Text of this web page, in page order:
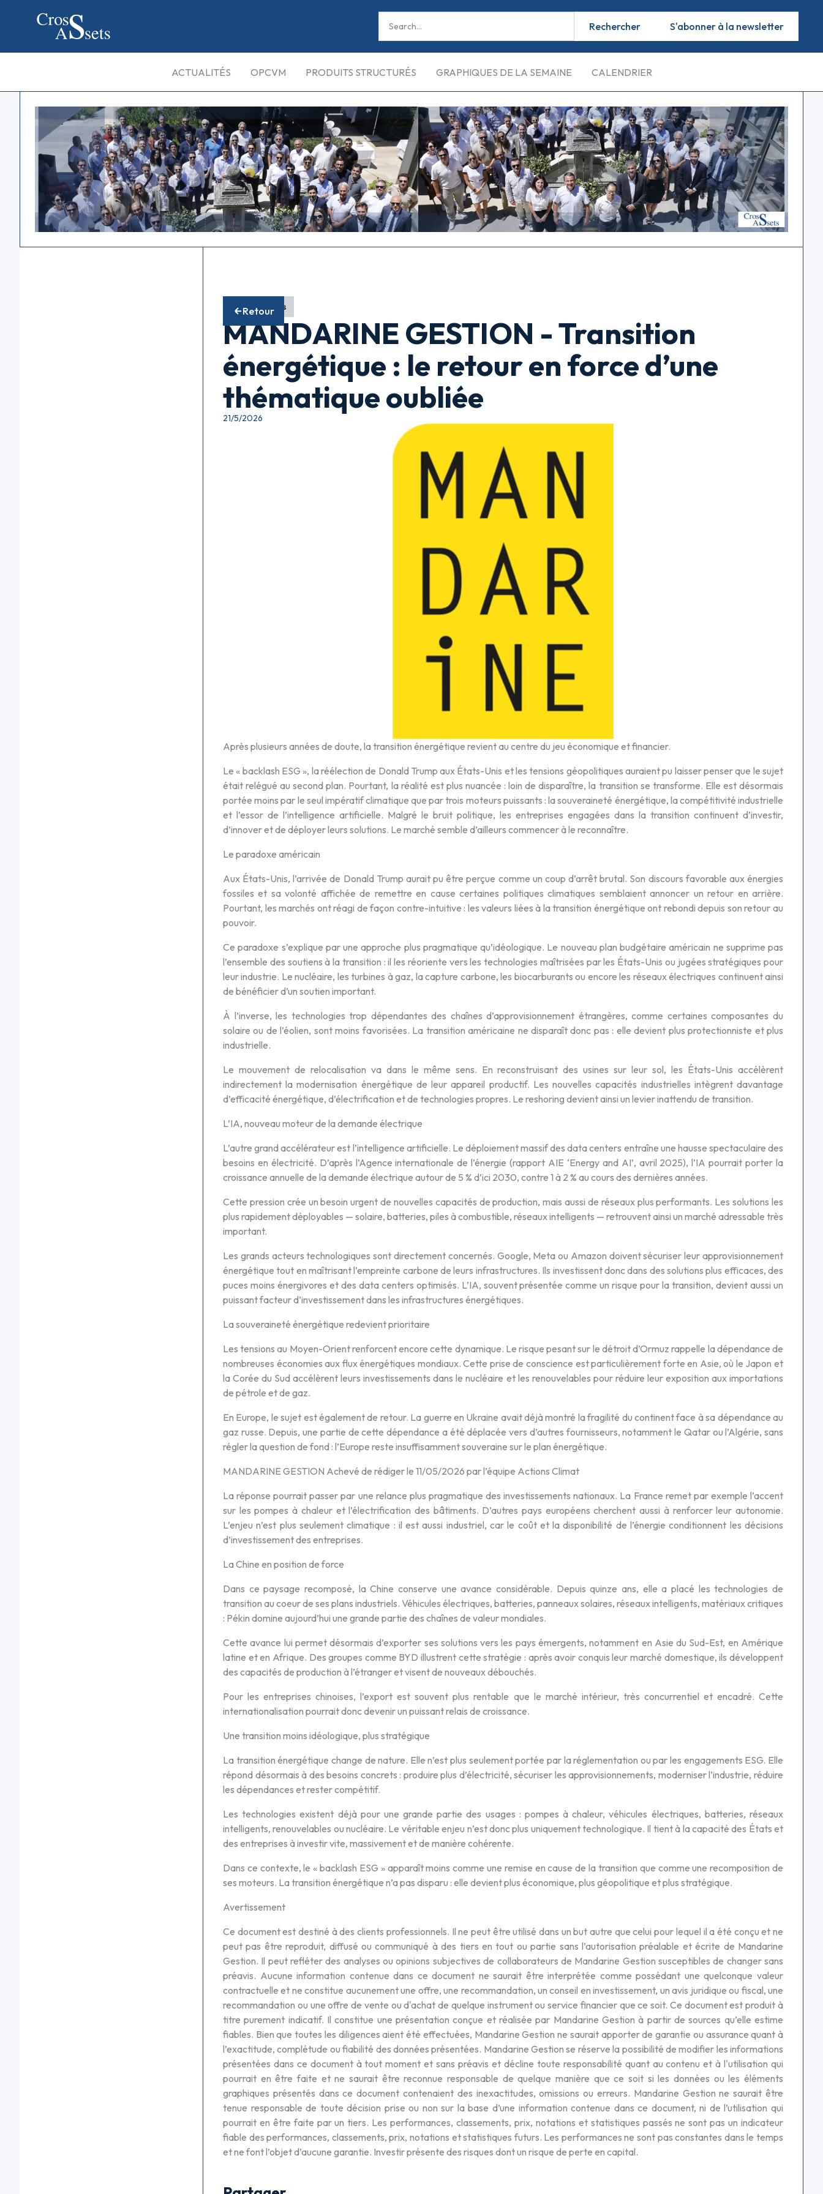
S'abonner à la newsletter
ACTUALITÉS OPCVM PRODUITS STRUCTURÉS GRAPHIQUES DE LA SEMAINE CALENDRIER
Retour
Fonds actions
MANDARINE GESTION - Transition
énergétique : le retour en force d’une
thématique oubliée
21/5/2026
Après plusieurs années de doute, la transition énergétique revient au centre du jeu économique et financier.
Le « backlash ESG », la réélection de Donald Trump aux États-Unis et les tensions géopolitiques auraient pu laisser penser que le sujet
était relégué au second plan. Pourtant, la réalité est plus nuancée : loin de disparaître, la transition se transforme. Elle est désormais
portée moins par le seul impératif climatique que par trois moteurs puissants : la souveraineté énergétique, la compétitivité industrielle
et l’essor de l’intelligence artificielle. Malgré le bruit politique, les entreprises engagées dans la transition continuent d’investir,
d’innover et de déployer leurs solutions. Le marché semble d’ailleurs commencer à le reconnaître.
Le paradoxe américain
Aux États-Unis, l’arrivée de Donald Trump aurait pu être perçue comme un coup d’arrêt brutal. Son discours favorable aux énergies
fossiles et sa volonté affichée de remettre en cause certaines politiques climatiques semblaient annoncer un retour en arrière.
Pourtant, les marchés ont réagi de façon contre-intuitive : les valeurs liées à la transition énergétique ont rebondi depuis son retour au
pouvoir.
Ce paradoxe s’explique par une approche plus pragmatique qu’idéologique. Le nouveau plan budgétaire américain ne supprime pas
l’ensemble des soutiens à la transition : il les réoriente vers les technologies maîtrisées par les États-Unis ou jugées stratégiques pour
leur industrie. Le nucléaire, les turbines à gaz, la capture carbone, les biocarburants ou encore les réseaux électriques continuent ainsi
de bénéficier d’un soutien important.
À l’inverse, les technologies trop dépendantes des chaînes d’approvisionnement étrangères, comme certaines composantes du
solaire ou de l’éolien, sont moins favorisées. La transition américaine ne disparaît donc pas : elle devient plus protectionniste et plus
industrielle.
Le mouvement de relocalisation va dans le même sens. En reconstruisant des usines sur leur sol, les États-Unis accélèrent
indirectement la modernisation énergétique de leur appareil productif. Les nouvelles capacités industrielles intègrent davantage
d’efficacité énergétique, d’électrification et de technologies propres. Le reshoring devient ainsi un levier inattendu de transition.
L’IA, nouveau moteur de la demande électrique
L’autre grand accélérateur est l’intelligence artificielle. Le déploiement massif des data centers entraîne une hausse spectaculaire des
besoins en électricité. D’après l’Agence internationale de l’énergie (rapport AIE ‘Energy and AI’, avril 2025), l’IA pourrait porter la
croissance annuelle de la demande électrique autour de 5 % d’ici 2030, contre 1 à 2 % au cours des dernières années.
Cette pression crée un besoin urgent de nouvelles capacités de production, mais aussi de réseaux plus performants. Les solutions les
plus rapidement déployables — solaire, batteries, piles à combustible, réseaux intelligents — retrouvent ainsi un marché adressable très
important.
Les grands acteurs technologiques sont directement concernés. Google, Meta ou Amazon doivent sécuriser leur approvisionnement
énergétique tout en maîtrisant l’empreinte carbone de leurs infrastructures. Ils investissent donc dans des solutions plus efficaces, des
puces moins énergivores et des data centers optimisés. L’IA, souvent présentée comme un risque pour la transition, devient aussi un
puissant facteur d’investissement dans les infrastructures énergétiques.
La souveraineté énergétique redevient prioritaire
Les tensions au Moyen-Orient renforcent encore cette dynamique. Le risque pesant sur le détroit d’Ormuz rappelle la dépendance de
nombreuses économies aux flux énergétiques mondiaux. Cette prise de conscience est particulièrement forte en Asie, où le Japon et
la Corée du Sud accélèrent leurs investissements dans le nucléaire et les renouvelables pour réduire leur exposition aux importations
de pétrole et de gaz.
En Europe, le sujet est également de retour. La guerre en Ukraine avait déjà montré la fragilité du continent face à sa dépendance au
gaz russe. Depuis, une partie de cette dépendance a été déplacée vers d’autres fournisseurs, notamment le Qatar ou l’Algérie, sans
régler la question de fond : l’Europe reste insuffisamment souveraine sur le plan énergétique.
MANDARINE GESTION Achevé de rédiger le 11/05/2026 par l’équipe Actions Climat
La réponse pourrait passer par une relance plus pragmatique des investissements nationaux. La France remet par exemple l’accent
sur les pompes à chaleur et l’électrification des bâtiments. D’autres pays européens cherchent aussi à renforcer leur autonomie.
L’enjeu n’est plus seulement climatique : il est aussi industriel, car le coût et la disponibilité de l’énergie conditionnent les décisions
d’investissement des entreprises.
La Chine en position de force
Dans ce paysage recomposé, la Chine conserve une avance considérable. Depuis quinze ans, elle a placé les technologies de
transition au coeur de ses plans industriels. Véhicules électriques, batteries, panneaux solaires, réseaux intelligents, matériaux critiques
: Pékin domine aujourd’hui une grande partie des chaînes de valeur mondiales.
Cette avance lui permet désormais d’exporter ses solutions vers les pays émergents, notamment en Asie du Sud-Est, en Amérique
latine et en Afrique. Des groupes comme BYD illustrent cette stratégie : après avoir conquis leur marché domestique, ils développent
des capacités de production à l’étranger et visent de nouveaux débouchés.
Pour les entreprises chinoises, l’export est souvent plus rentable que le marché intérieur, très concurrentiel et encadré. Cette
internationalisation pourrait donc devenir un puissant relais de croissance.
Une transition moins idéologique, plus stratégique
La transition énergétique change de nature. Elle n’est plus seulement portée par la réglementation ou par les engagements ESG. Elle
répond désormais à des besoins concrets : produire plus d’électricité, sécuriser les approvisionnements, moderniser l’industrie, réduire
les dépendances et rester compétitif.
Les technologies existent déjà pour une grande partie des usages : pompes à chaleur, véhicules électriques, batteries, réseaux
intelligents, renouvelables ou nucléaire. Le véritable enjeu n’est donc plus uniquement technologique. Il tient à la capacité des États et
des entreprises à investir vite, massivement et de manière cohérente.
Dans ce contexte, le « backlash ESG » apparaît moins comme une remise en cause de la transition que comme une recomposition de
ses moteurs. La transition énergétique n’a pas disparu : elle devient plus économique, plus géopolitique et plus stratégique.
Avertissement
Ce document est destiné à des clients professionnels. Il ne peut être utilisé dans un but autre que celui pour lequel il a été conçu et ne
peut pas être reproduit, diffusé ou communiqué à des tiers en tout ou partie sans l’autorisation préalable et écrite de Mandarine
Gestion. Il peut refléter des analyses ou opinions subjectives de collaborateurs de Mandarine Gestion susceptibles de changer sans
préavis. Aucune information contenue dans ce document ne saurait être interprétée comme possédant une quelconque valeur
contractuelle et ne constitue aucunement une offre, une recommandation, un conseil en investissement, un avis juridique ou fiscal, une
recommandation ou une offre de vente ou d'achat de quelque instrument ou service financier que ce soit. Ce document est produit à
titre purement indicatif. Il constitue une présentation conçue et réalisée par Mandarine Gestion à partir de sources qu’elle estime
fiables. Bien que toutes les diligences aient été effectuées, Mandarine Gestion ne saurait apporter de garantie ou assurance quant à
l’exactitude, complétude ou fiabilité des données présentées. Mandarine Gestion se réserve la possibilité de modifier les informations
présentées dans ce document à tout moment et sans préavis et décline toute responsabilité quant au contenu et à l'utilisation qui
pourrait en être faite et ne saurait être reconnue responsable de quelque manière que ce soit si les données ou les éléments
graphiques présentés dans ce document contenaient des inexactitudes, omissions ou erreurs. Mandarine Gestion ne saurait être
tenue responsable de toute décision prise ou non sur la base d’une information contenue dans ce document, ni de l’utilisation qui
pourrait en être faite par un tiers. Les performances, classements, prix, notations et statistiques passés ne sont pas un indicateur
fiable des performances, classements, prix, notations et statistiques futurs. Les performances ne sont pas constantes dans le temps
et ne font l’objet d’aucune garantie. Investir présente des risques dont un risque de perte en capital.